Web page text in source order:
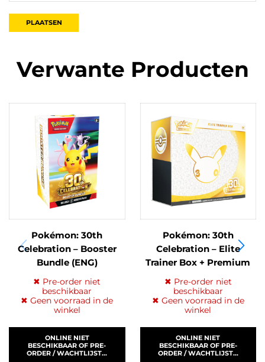
Verwante Producten
Pokémon: 30th
Celebration – Booster
Bundle (ENG)
✖ Pre-order niet
beschikbaar
✖ Geen voorraad in de
winkel
ONLINE NIET
BESCHIKBAAR OF PRE-
ORDER / WACHTLIJST...
Pokémon: 30th
Celebration – Elite
Trainer Box + Premium
Acryl Case (ENG)
✖ Pre-order niet
beschikbaar
✖ Geen voorraad in de
winkel
ONLINE NIET
BESCHIKBAAR OF PRE-
ORDER / WACHTLIJST...